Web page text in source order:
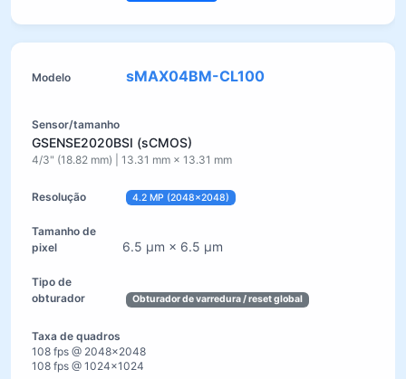
sMAX04BM-CL100
GSENSE2020BSI (sCMOS)
4/3" (18.82 mm) | 13.31 mm × 13.31 mm
4.2 MP (2048×2048)
6.5 µm × 6.5 µm
Obturador de varredura / reset global
108 fps @ 2048×2048
108 fps @ 1024×1024